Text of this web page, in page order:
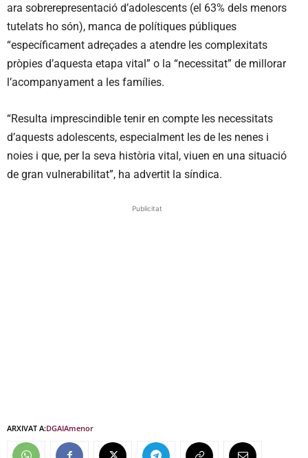
ara sobrerepresentació d’adolescents (el 63% dels menors
tutelats ho són), manca de polítiques públiques
“específicament adreçades a atendre les complexitats
pròpies d’aquesta etapa vital” o la “necessitat” de millorar
l’acompanyament a les famílies.
“Resulta imprescindible tenir en compte les necessitats
d’aquests adolescents, especialment les de les nenes i
noies i que, per la seva història vital, viuen en una situació
de gran vulnerabilitat”, ha advertit la síndica.
Publicitat
ARXIVAT A:DGAIAmenor